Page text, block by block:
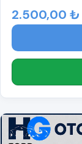
2.500,00 ₺